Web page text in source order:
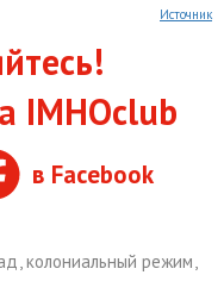
Источник
IMHOclub
в Facebook
,колониальный режим,